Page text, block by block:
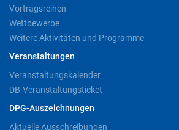
Vortragsreihen
Wettbewerbe
Weitere Aktivitäten und Programme
Veranstaltungen
Veranstaltungskalender
DB-Veranstaltungsticket
DPG-Auszeichnungen
Aktuelle Ausschreibungen